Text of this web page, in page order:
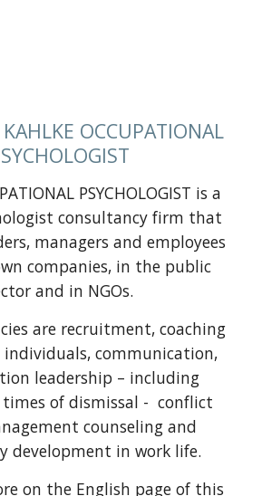
OCCUPATIONAL
PSYCHOLOGIST is a
consultancy firm that
managers and employees
companies, in the public
and in NGOs.
are recruitment, coaching
individuals, communication,
leadership – including
of dismissal -  conflict
counseling and
development in work life.
on the English page of this